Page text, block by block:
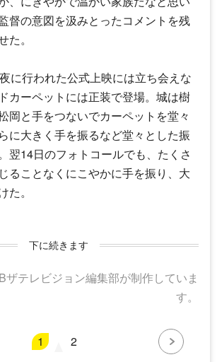
督の意図を汲みとったコメントを残
た。
に行われた公式上映には立ち会えな
カーペットには正装で登場。城は樹
岡と手をつないでカーペットを堂々
に大きく手を振るなど堂々とした振
翌14日のフォトコールでも、たくさ
ることなくにこやかに手を振り、大
。
下に続きます
ザテレビジョン編集部が制作していま
す。
1 2